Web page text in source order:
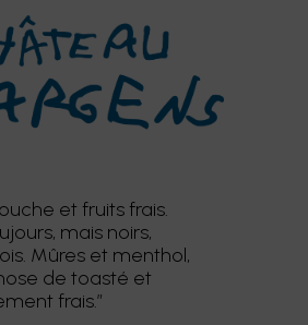
et fruits frais.
mais noirs,
Mûres et menthol,
de toasté et
frais.”